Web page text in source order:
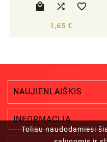
Toliau naudodamiesi
  
1,65 €
NAUJIENLAIŠKIS
INFORMACIJA